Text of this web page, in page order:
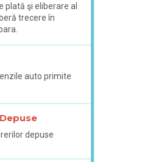
plată şi eliberare al
trecere în
auto primite
depuse